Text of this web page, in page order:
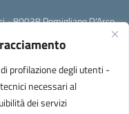
profilazione degli utenti -
necessari al
dei servizi
- 80038 Pomigliano D'Arco
D'Arco (NA)
- Pec: